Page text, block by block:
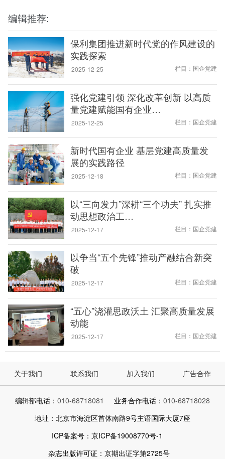
编辑推荐:
保利集团推进新时代党的作风建设的
实践探索
2025-12-25 栏目：国企党建
强化党建引领 深化改革创新 以高质
量党建赋能国有企业…
2025-12-25 栏目：国企党建
新时代国有企业 基层党建高质量发
展的实践路径
2025-12-18 栏目：国企党建
以“三向发力”深耕“三个功夫” 扎实推
动思想政治工…
2025-12-17 栏目：国企党建
以争当“五个先锋”推动产融结合新突
破
2025-12-17 栏目：国企党建
“五心”浇灌思政沃土 汇聚高质量发展
动能
2025-12-17 栏目：国企党建
关于我们 联系我们 加入我们 广告合作
编辑部电话： 010-68718081 业务合作电话： 010-68718028
地址：北京市海淀区首体南路9号主语国际大厦7座
ICP备案号：京ICP备19008770号-1
杂志出版许可证：京期出证字第2725号